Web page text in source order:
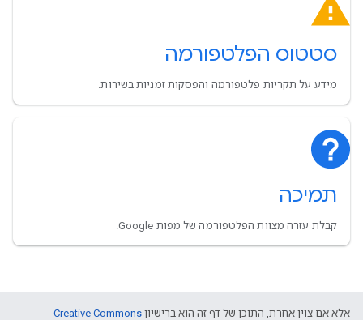
סטטוס הפלטפורמה
מידע על תקריות פלטפורמה והפסקות זמניות בשירות.
תמיכה
קבלת עזרה מצוות הפלטפורמה של מפות Google.
אלא אם צוין אחרת, התוכן של דף זה הוא ברישיון Creative Commons